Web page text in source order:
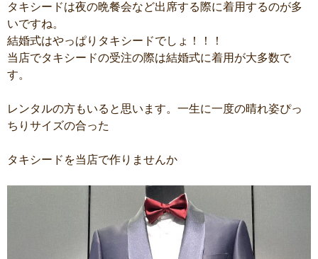
タキシードは夜の晩餐会など出席する際に着用するのが多
いですね。
結婚式はやっぱりタキシードでしょ！！！
当店でタキシードの受注の際は結婚式に着用が大多数で
す。
レンタルの方もいると思います。一生に一度の晴れ姿ぴっ
ちりサイズの合った
タキシードを当店で作りませんか